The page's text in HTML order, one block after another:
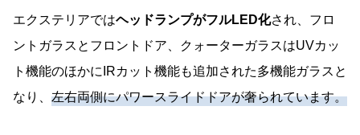
エクステリアではヘッドランプがフルLED化され、フロ
ントガラスとフロントドア、クォーターガラスはUVカッ
ト機能のほかにIRカット機能も追加された多機能ガラスと
なり、 左右両側にパワースライドドアが奢られています。